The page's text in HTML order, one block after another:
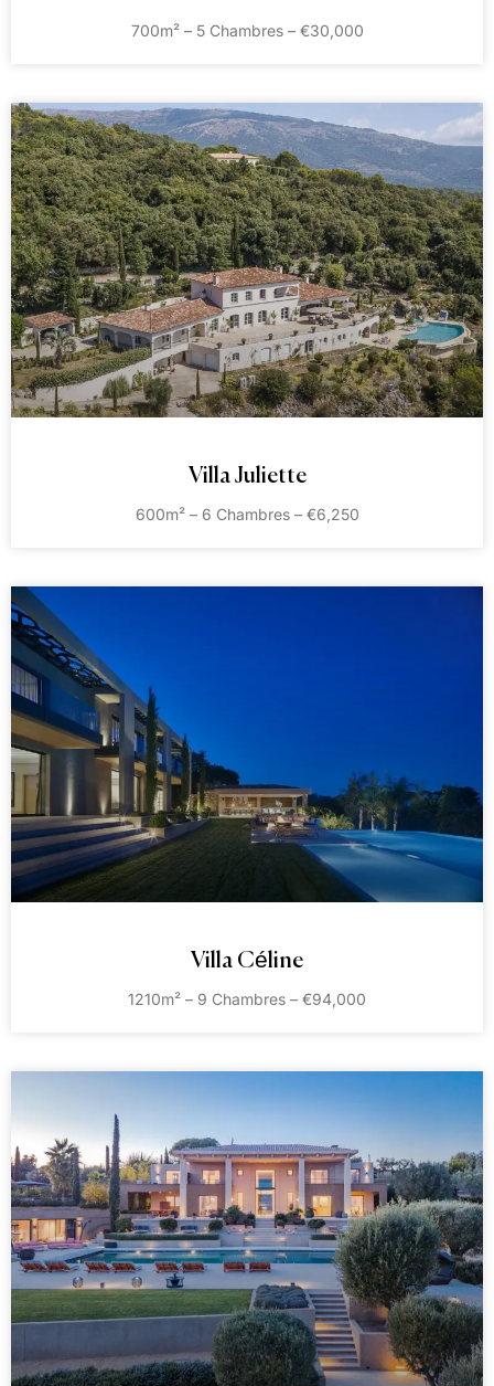
700m² – 5 Chambres – €30,000
Villa Juliette
600m² – 6 Chambres – €6,250
Villa Céline
1210m² – 9 Chambres – €94,000